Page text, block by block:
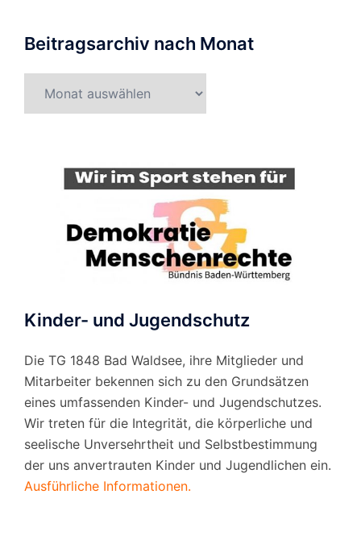
Beitragsarchiv nach Monat
nach
Kinder- und Jugendschutz
Die TG 1848 Bad Waldsee, ihre Mitglieder und
Mitarbeiter bekennen sich zu den Grundsätzen
eines umfassenden Kinder- und Jugendschutzes.
Wir treten für die Integrität, die körperliche und
seelische Unversehrtheit und Selbstbestimmung
der uns anvertrauten Kinder und Jugendlichen ein.
Ausführliche Informationen.